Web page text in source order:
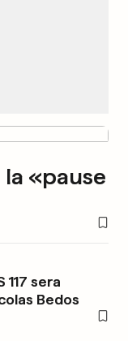
«pause
117 sera
Bedos